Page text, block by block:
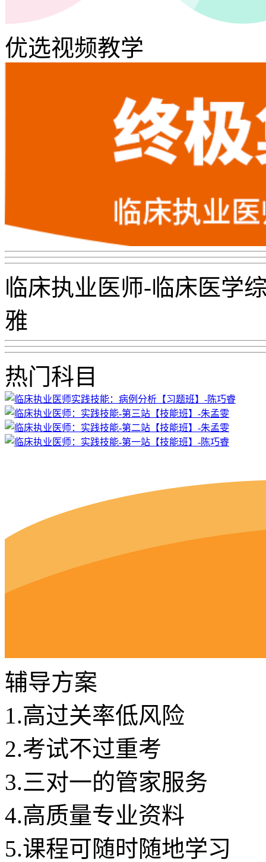
优选视频教学
临床执业医师-临床医学
雅
热门科目
辅导方案
1.高过关率低风险
2.考试不过重考
3.三对一的管家服务
4.高质量专业资料
5.课程可随时随地学习